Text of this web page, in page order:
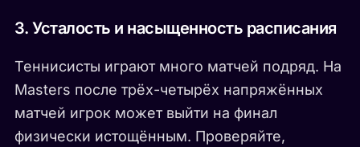
3. Усталость и насыщенность расписания
Теннисисты играют много матчей подряд. На
Masters после трёх-четырёх напряжённых
матчей игрок может выйти на финал
физически истощённым. Проверяйте,